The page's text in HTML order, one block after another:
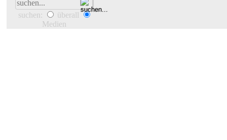
suchen:
überall
Medien